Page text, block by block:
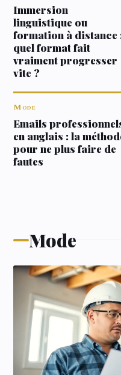
Immersion
linguistique ou
formation à distance
quel format fait
vraiment progresser
vite ?
Mode
Emails
en anglais : la
pour ne plus faire de
fautes
Mode